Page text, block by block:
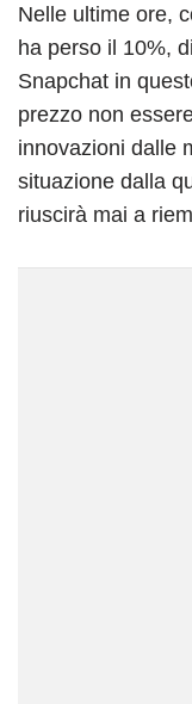
Nelle ultime ore,
ha perso il 10%,
Snapchat in
prezzo non
innovazioni dalle
situazione dalla
riuscirà mai a